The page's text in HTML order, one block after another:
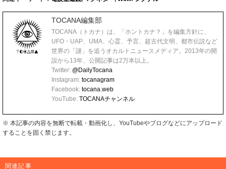
TOCANA編集部
TOCANA（トカナ）は、「ホントカナ？」を編集方針に、
UFO・UAP、UMA、心霊、予言、超古代文明、都市伝説など
世界の「謎」を追うオカルトニュースメディア。2013年の開
設から13年、公開記事は2万本以上。
Twitter: @DailyTocana
Instagram: tocanagram
Facebook: tocana.web
YouTube: TOCANAチャンネル
※ 本記事の内容を無断で転載・動画化し、YouTubeやブログなどにアップロード
することを固く禁じます。
関連記事